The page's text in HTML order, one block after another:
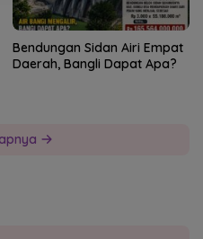
Bendungan Sidan Airi Empat
Daerah, Bangli Dapat Apa?